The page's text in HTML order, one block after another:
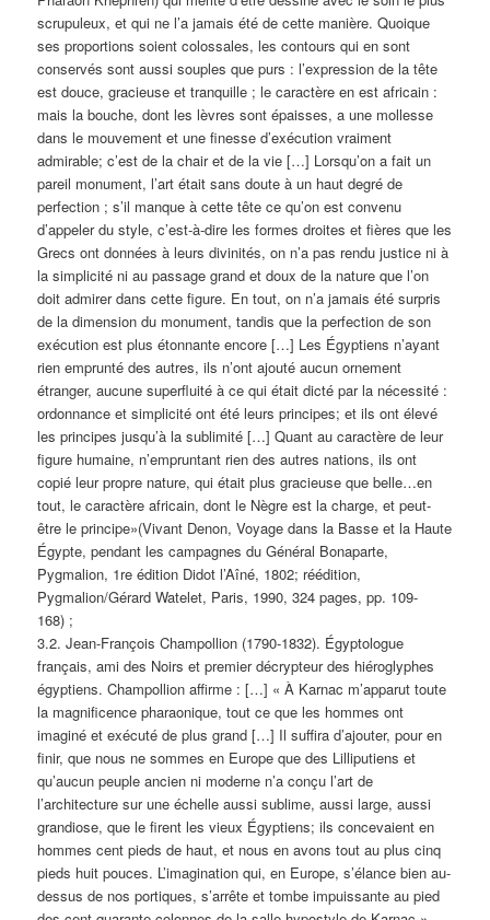
scrupuleux, et qui ne l’a jamais été de cette manière. Quoique
ses proportions soient colossales, les contours qui en sont
conservés sont aussi souples que purs : l’expression de la tête
est douce, gracieuse et tranquille ; le caractère en est africain :
mais la bouche, dont les lèvres sont épaisses, a une mollesse
dans le mouvement et une finesse d’exécution vraiment
admirable; c’est de la chair et de la vie […] Lorsqu’on a fait un
pareil monument, l’art était sans doute à un haut degré de
perfection ; s’il manque à cette tête ce qu’on est convenu
d’appeler du style, c’est-à-dire les formes droites et fières que les
Grecs ont données à leurs divinités, on n’a pas rendu justice ni à
la simplicité ni au passage grand et doux de la nature que l’on
doit admirer dans cette figure. En tout, on n’a jamais été surpris
de la dimension du monument, tandis que la perfection de son
exécution est plus étonnante encore […] Les Égyptiens n’ayant
rien emprunté des autres, ils n’ont ajouté aucun ornement
étranger, aucune superfluité à ce qui était dicté par la nécessité :
ordonnance et simplicité ont été leurs principes; et ils ont élevé
les principes jusqu’à la sublimité […] Quant au caractère de leur
figure humaine, n’empruntant rien des autres nations, ils ont
copié leur propre nature, qui était plus gracieuse que belle…en
tout, le caractère africain, dont le Nègre est la charge, et peut-
être le principe»(Vivant Denon, Voyage dans la Basse et la Haute
Égypte, pendant les campagnes du Général Bonaparte,
Pygmalion, 1re édition Didot l’Aîné, 1802; réédition,
Pygmalion/Gérard Watelet, Paris, 1990, 324 pages, pp. 109-
168) ;
3.2. Jean-François Champollion (1790-1832). Égyptologue
français, ami des Noirs et premier décrypteur des hiéroglyphes
égyptiens. Champollion affirme : […] « À Karnac m’apparut toute
la magnificence pharaonique, tout ce que les hommes ont
imaginé et exécuté de plus grand […] Il suffira d’ajouter, pour en
finir, que nous ne sommes en Europe que des Lilliputiens et
qu’aucun peuple ancien ni moderne n’a conçu l’art de
l’architecture sur une échelle aussi sublime, aussi large, aussi
grandiose, que le firent les vieux Égyptiens; ils concevaient en
hommes cent pieds de haut, et nous en avons tout au plus cinq
pieds huit pouces. L’imagination qui, en Europe, s’élance bien au-
dessus de nos portiques, s’arrête et tombe impuissante au pied